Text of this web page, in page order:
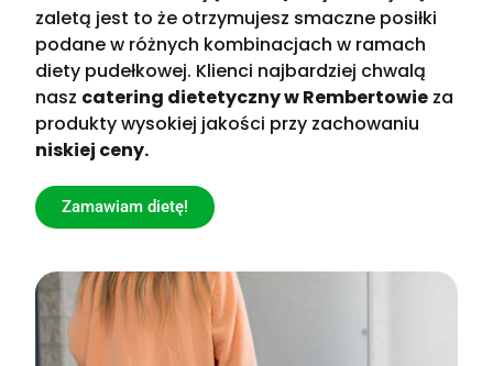
zaletą jest to że otrzymujesz smaczne posiłki
podane w różnych kombinacjach w ramach
diety pudełkowej. Klienci najbardziej chwalą
nasz catering dietetyczny w Rembertowie za
produkty wysokiej jakości przy zachowaniu
niskiej ceny.
Zamawiam dietę!